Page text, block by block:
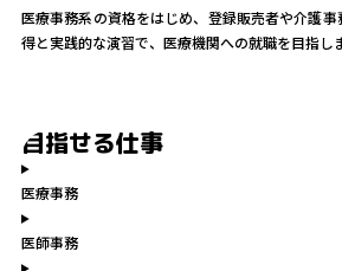
医療事務系の資格をはじめ、登録販売者や介護
得と実践的な演習で、医療機関への就職を目指し
目指せる仕事
医療事務
医師事務